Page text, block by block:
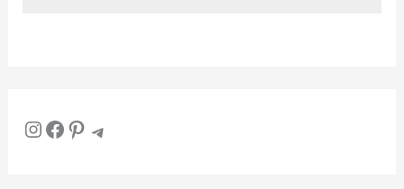
InstagramFacebook Pinterest Telegram